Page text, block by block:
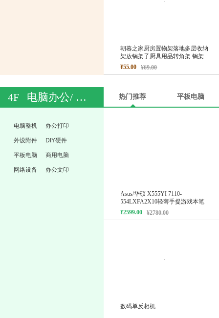
朝暮之家厨房置物架落地多层收纳
架放锅架子厨具用品转角架 锅架
¥55.00
¥69.00
4F 电脑办公/ 相机/ DIY
电脑整机 办公打印
外设附件 DIY硬件
平板电脑 商用电脑
网络设备 办公文印
热门推荐 平板电脑
Asus/华硕 X555YI 7110-
554LXFA2X10轻薄手提游戏本笔
记本电脑
¥2599.00 ¥2780.00
数码单反相机